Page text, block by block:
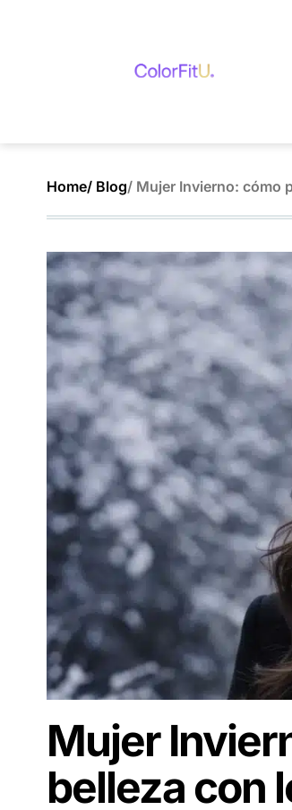
Home/ Blog/ Mujer Invierno: cómo
Mujer
belleza con